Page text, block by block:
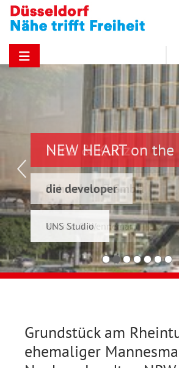
NEW HEART on
die developer
UNS Studio
Hinz & Kunz
Schwelmer7 GmbH
Konrad & Wennemar
Grundstück am
ehemaliger